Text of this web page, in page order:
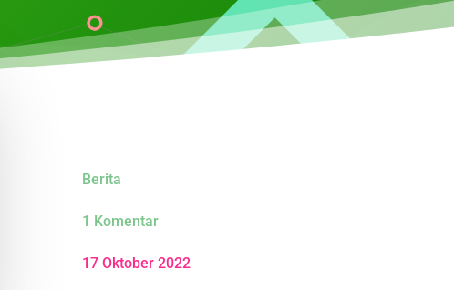
Berita
1 Komentar
17 Oktober 2022